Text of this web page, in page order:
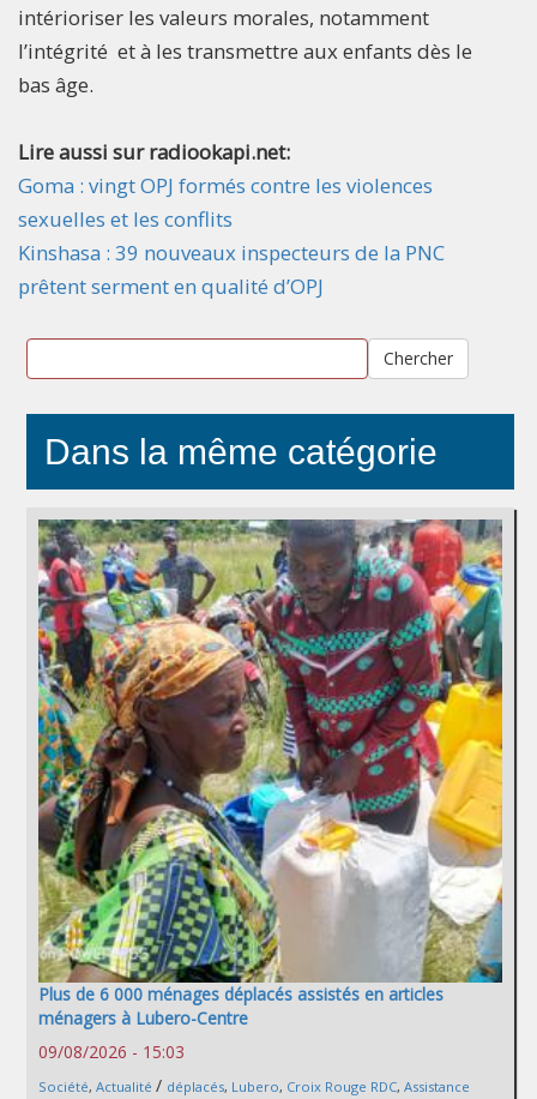
intérioriser les valeurs morales, notamment
l’intégrité et à les transmettre aux enfants dès le
bas âge.
Lire aussi sur radiookapi.net:
Goma : vingt OPJ formés contre les violences
sexuelles et les conflits
Kinshasa : 39 nouveaux inspecteurs de la PNC
prêtent serment en qualité d’OPJ
Chercher
Dans la même catégorie
Plus de 6 000 ménages déplacés assistés en articles
ménagers à Lubero-Centre
09/08/2026 - 15:03
Société, Actualité / déplacés, Lubero, Croix Rouge RDC, Assistance